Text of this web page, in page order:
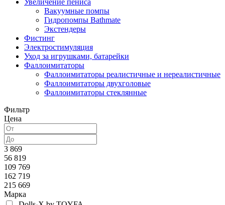
Вакуумные помпы
Гидропомпы Bathmate
Экстендеры
Фистинг
Электростимуляция
Уход за игрушками, батарейки
Фаллоимитаторы
Фаллоимитаторы реалистичные и нереалистичные
Фаллоимитаторы двухголовые
Фаллоимитаторы стеклянные
Фильтр
Цена
3 869
56 819
109 769
162 719
215 669
Марка